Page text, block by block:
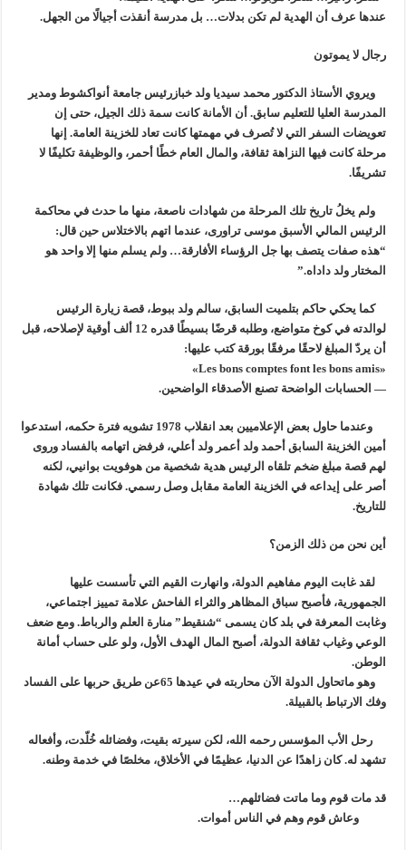
عندها عرف أن الهدية لم تكن بدلات… بل مدرسة أنقذت أجيالًا من الجهل.
رجال لا يموتون
ويروي الأستاذ الدكتور محمد سيديا ولد خبازرئيس جامعة أنواكشوط ومدير
المدرسة العليا للتعليم سابق. أن الأمانة كانت سمة ذلك الجيل، حتى إن
تعويضات السفر التي لا تُصرف في مهمتها كانت تعاد للخزينة العامة. إنها
مرحلة كانت فيها النزاهة ثقافة، والمال العام خطًا أحمر، والوظيفة تكليفًا لا
تشريفًا.
ولم يخلُ تاريخ تلك المرحلة من شهادات ناصعة، منها ما حدث في محاكمة
الرئيس المالي الأسبق موسى تراورى، عندما اتهم بالاختلاس حين قال:
“هذه صفات يتصف بها جل الرؤساء الأفارقة… ولم يسلم منها إلا واحد هو
المختار ولد داداه.”
كما يحكي حاكم بتلميت السابق، سالم ولد ببوط، قصة زيارة الرئيس
لوالدته في كوخ متواضع، وطلبه قرضًا بسيطًا قدره 12 ألف أوقية لإصلاحه، قبل
أن يردّ المبلغ لاحقًا مرفقًا بورقة كتب عليها:
«Les bons comptes font les bons amis»
— الحسابات الواضحة تصنع الأصدقاء الواضحين.
وعندما حاول بعض الإعلاميين بعد انقلاب 1978 تشويه فترة حكمه، استدعوا
أمين الخزينة السابق أحمد ولد أعمر ولد أعلي، فرفض اتهامه بالفساد وروى
لهم قصة مبلغ ضخم تلقاه الرئيس هدية شخصية من هوفويت بوانيي، لكنه
أصر على إيداعه في الخزينة العامة مقابل وصل رسمي. فكانت تلك شهادة
للتاريخ.
أين نحن من ذلك الزمن؟
لقد غابت اليوم مفاهيم الدولة، وانهارت القيم التي تأسست عليها
الجمهورية، فأصبح سباق المظاهر والثراء الفاحش علامة تمييز اجتماعي،
وغابت المعرفة في بلد كان يسمى “شنقيط” منارة العلم والرباط. ومع ضعف
الوعي وغياب ثقافة الدولة، أصبح المال الهدف الأول، ولو على حساب أمانة
الوطن.
وهو ماتحاول الدولة الآن محاربته في عيدها 65عن طريق حربها على الفساد
وفك الارتباط بالقبيلة.
رحل الأب المؤسس رحمه الله، لكن سيرته بقيت، وفضائله خُلّدت، وأفعاله
تشهد له. كان زاهدًا عن الدنيا، عظيمًا في الأخلاق، مخلصًا في خدمة وطنه.
قد مات قوم وما ماتت فضائلهم…
وعاش قوم وهم في الناس أموات.